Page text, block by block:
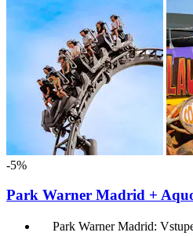
-5%
Park Warner Madrid +
Park Warner Madrid: